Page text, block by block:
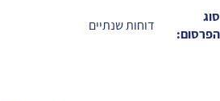
סוג
הפרסום:
דוחות שנתיים